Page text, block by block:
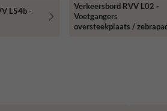
L54b -
Verkeersbord RVV L02 -
Voetgangers
oversteekplaats /